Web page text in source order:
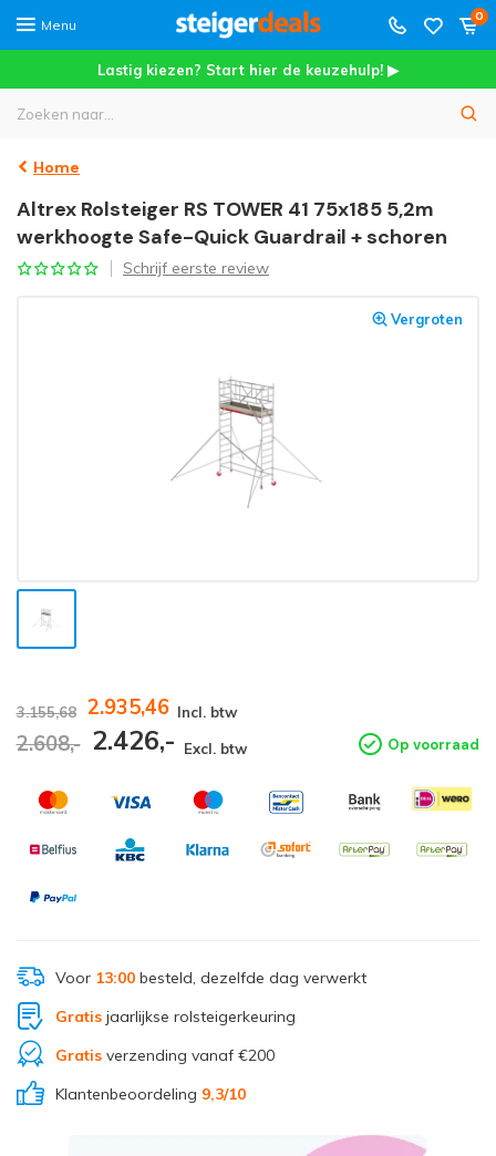
Menu
0
Lastig kiezen? Start hier de keuzehulp! ▶
Home
Altrex Rolsteiger RS TOWER 41 75x185 5,2m
werkhoogte Safe-Quick Guardrail + schoren
Schrijf eerste review
Vergroten
3.155,68 2.935,46 Incl. btw
2.608,- 2.426,- Excl. btw Op voorraad
Voor 13:00besteld, dezelfde dag verwerkt
Gratisjaarlijkse rolsteigerkeuring
Gratisverzending vanaf €200
Klantenbeoordeling 9,3/10